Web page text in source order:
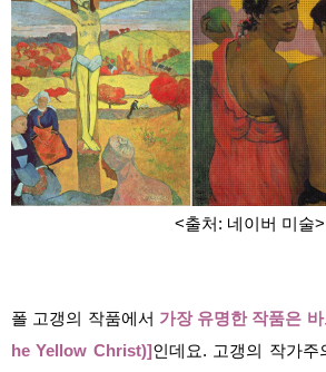
<출처: 네이버 미술>
폴 고갱의 작품에서 가장 유명한 작품은
he Yellow Christ)]인데요. 고갱의 작가주